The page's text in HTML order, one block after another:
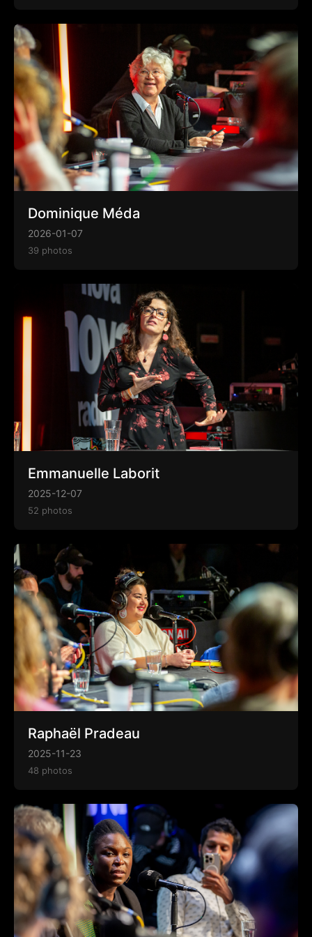
Dominique Méda
2026-01-07
39 photos
Emmanuelle Laborit
2025-12-07
52 photos
Raphaël Pradeau
2025-11-23
48 photos